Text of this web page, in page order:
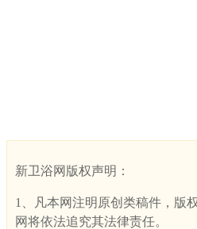
新卫浴网版权声明：
1、凡本网注明原创类稿件，版
网将依法追究其法律责任。